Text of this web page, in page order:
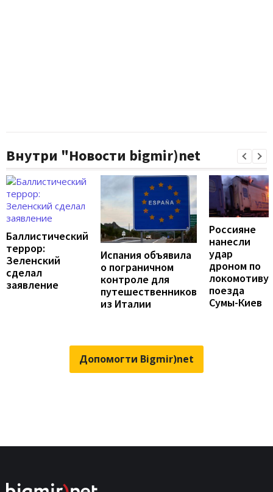
Внутри "Новости bigmir)net
Баллистический
террор:
Зеленский
сделал
заявление
Испания объявила
о пограничном
контроле для
путешественников
из Италии
Россияне
нанесли
удар
дроном по
локомотиву
поезда
Сумы-Киев
Допомогти Bigmir)net